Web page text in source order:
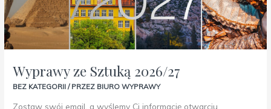
Wyprawy ze Sztuką 2026/27
BEZ KATEGORII / PRZEZ BIURO WYPRAWY
Zostaw swój email, a wyślemy Ci informację otwarciu